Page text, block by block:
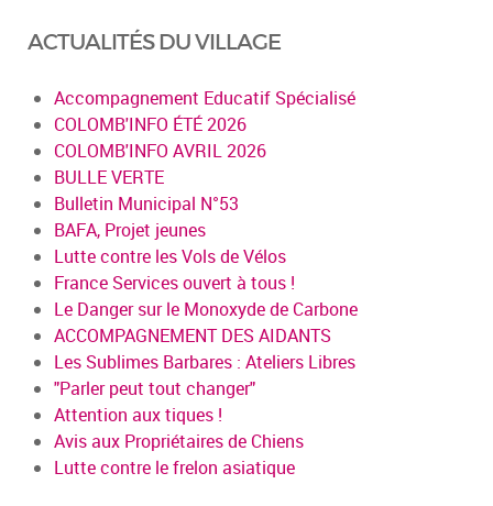
ACTUALITÉS DU VILLAGE
Accompagnement Educatif Spécialisé
COLOMB'INFO ÉTÉ 2026
COLOMB'INFO AVRIL 2026
BULLE VERTE
Bulletin Municipal N°53
BAFA, Projet jeunes
Lutte contre les Vols de Vélos
France Services ouvert à tous !
Le Danger sur le Monoxyde de Carbone
ACCOMPAGNEMENT DES AIDANTS
Les Sublimes Barbares : Ateliers Libres
"Parler peut tout changer"
Attention aux tiques !
Avis aux Propriétaires de Chiens
Lutte contre le frelon asiatique